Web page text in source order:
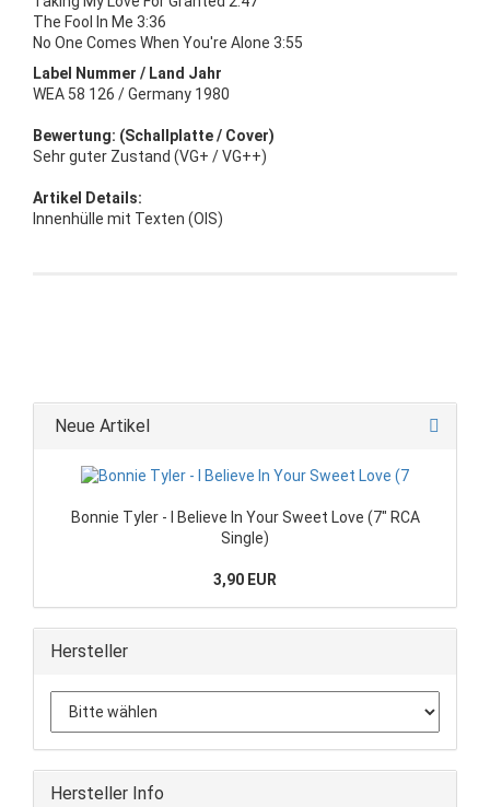
The Fool In Me 3:36
No One Comes When You're Alone 3:55
Label Nummer / Land Jahr
WEA 58 126 / Germany 1980
Bewertung: (Schallplatte / Cover)
Sehr guter Zustand (VG+ / VG++)
Artikel Details:
Innenhülle mit Texten (OIS)
Neue Artikel
Bonnie Tyler - I Believe In Your Sweet Love (7" RCA
Single)
3,90 EUR
Hersteller
Hersteller Info